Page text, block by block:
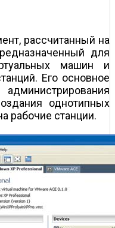
рассчитанный на
для
машин и
Его основное
однотипных
рабочие станции.